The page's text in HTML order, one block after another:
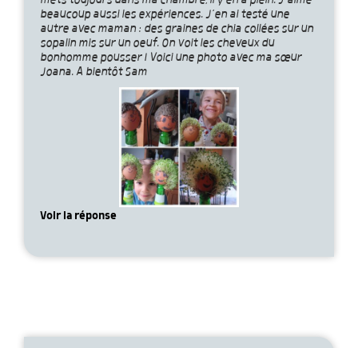
beaucoup aussi les expériences. J’en ai testé une
autre avec maman : des graines de chia collées sur un
sopalin mis sur un oeuf. On voit les cheveux du
bonhomme pousser ! Voici une photo avec ma sœur
Joana. A bientôt Sam
Voir la réponse